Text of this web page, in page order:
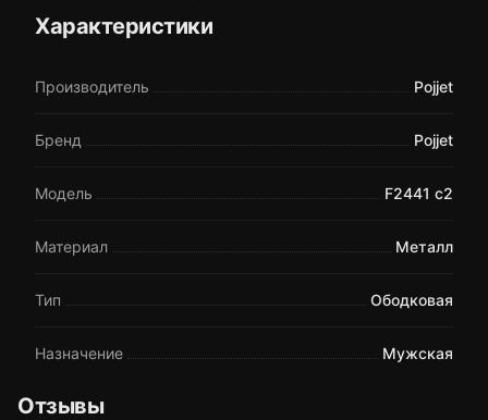
Характеристики
Производитель Pojjet
Бренд Pojjet
Модель F2441 c2
Материал Металл
Тип Ободковая
Назначение Мужская
Отзывы